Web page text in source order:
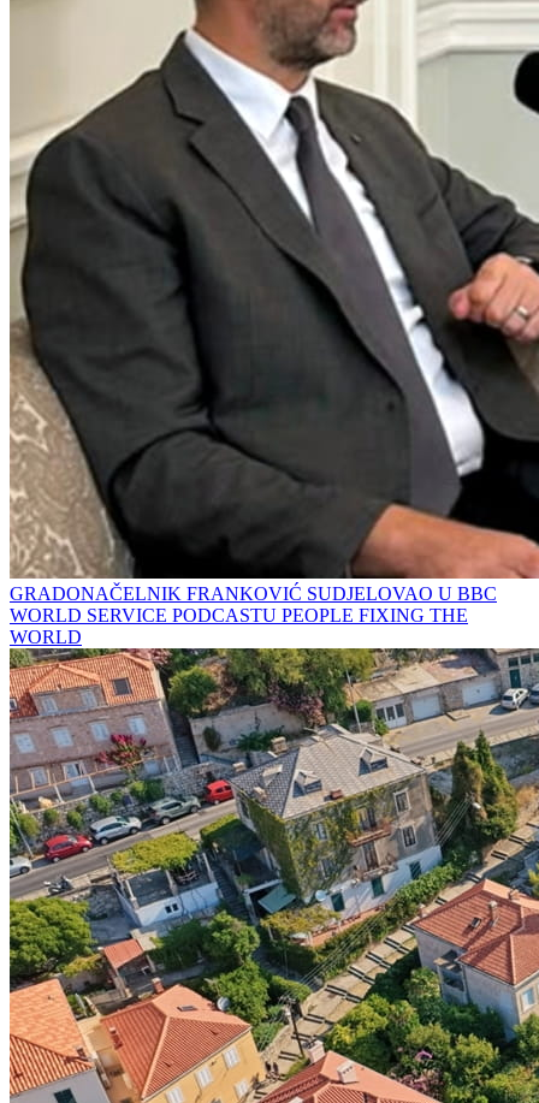
GRADONAČELNIK FRANKOVIĆ SUDJELOVAO U BBC
WORLD SERVICE PODCASTU PEOPLE FIXING THE
WORLD